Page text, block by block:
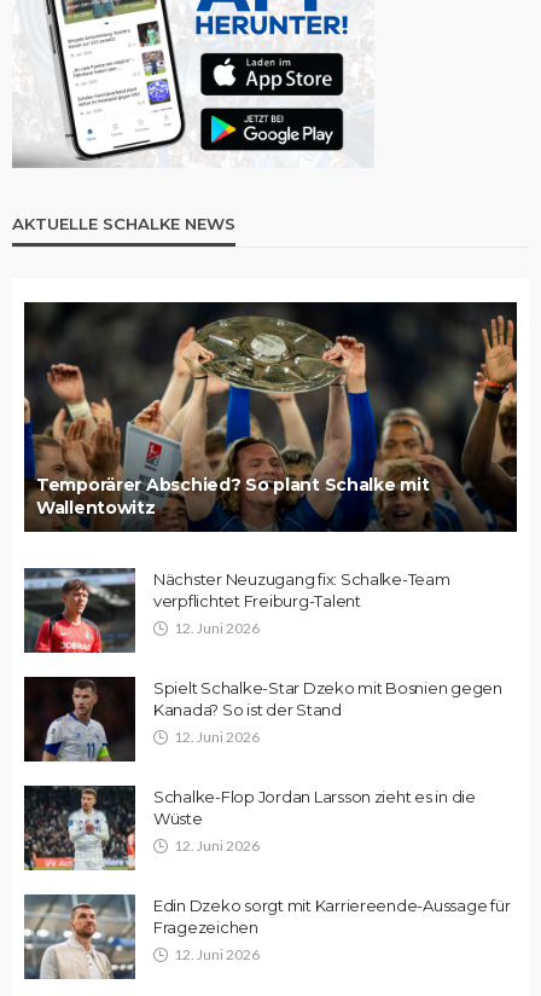
AKTUELLE SCHALKE NEWS
Temporärer Abschied? So plant Schalke mit
Wallentowitz
Nächster Neuzugang fix: Schalke-Team
verpflichtet Freiburg-Talent
12. Juni 2026
Spielt Schalke-Star Dzeko mit Bosnien gegen
Kanada? So ist der Stand
12. Juni 2026
Schalke-Flop Jordan Larsson zieht es in die
Wüste
12. Juni 2026
Edin Dzeko sorgt mit Karriereende-Aussage für
Fragezeichen
12. Juni 2026